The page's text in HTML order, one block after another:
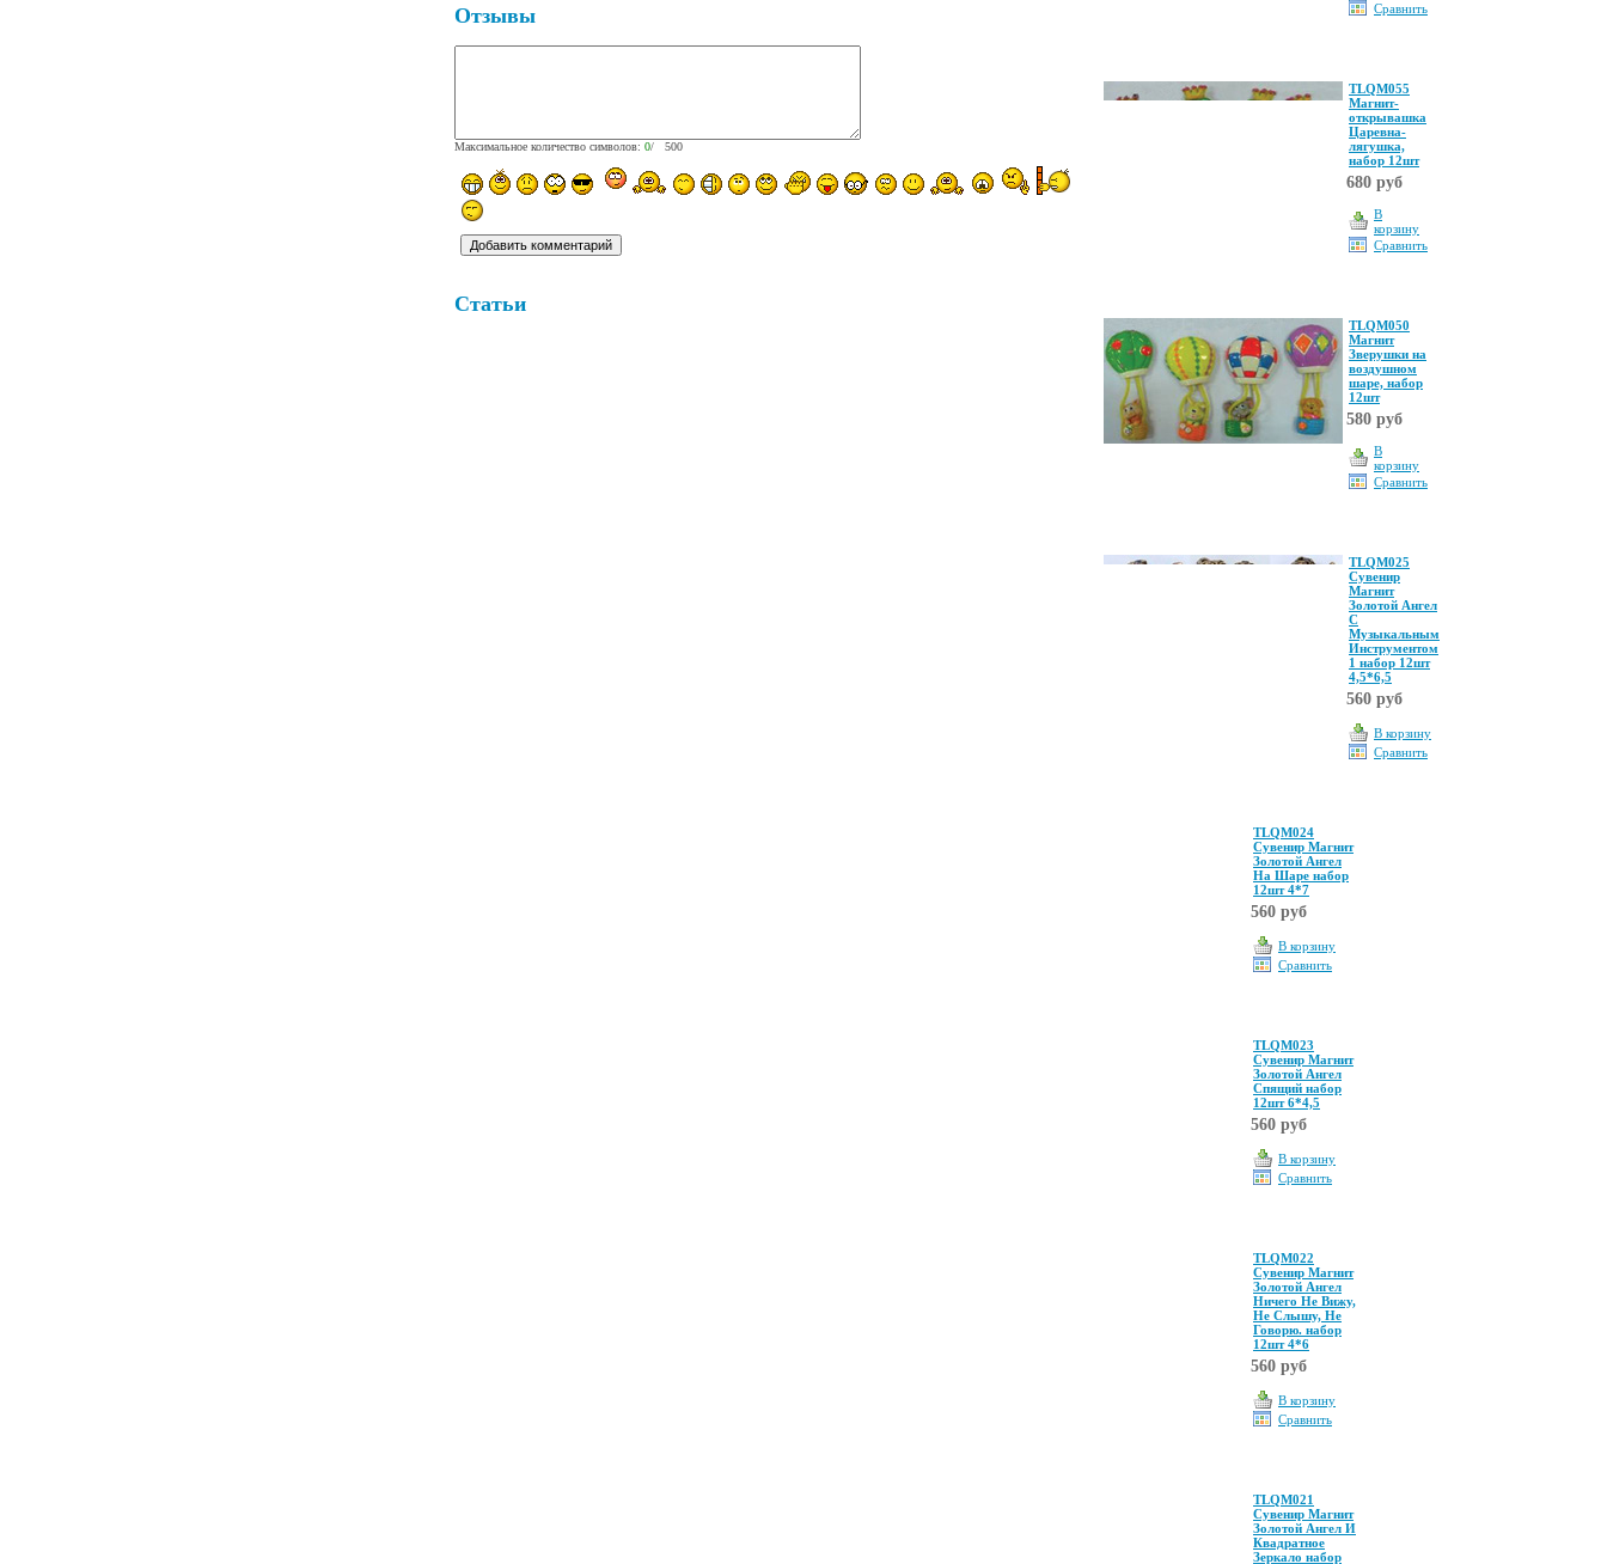
Отзывы
Максимальное количество символов: 0/ 500
Статьи
Сравнить
TLQM055
Магнит-
открывашка
Царевна-
лягушка,
набор 12шт
680 руб
В
корзину
Сравнить
TLQM050
Магнит
Зверушки на
воздушном
шаре, набор
12шт
580 руб
В
корзину
Сравнить
TLQM025
Сувенир
Магнит
Золотой Ангел
С
Музыкальным
Инструментом
1 набор 12шт
4,5*6,5
560 руб
В корзину
Сравнить
TLQM024
Сувенир Магнит
Золотой Ангел
На Шаре набор
12шт 4*7
560 руб
В корзину
Сравнить
TLQM023
Сувенир Магнит
Золотой Ангел
Спящий набор
12шт 6*4,5
560 руб
В корзину
Сравнить
TLQM022
Сувенир Магнит
Золотой Ангел
Ничего Не Вижу,
Не Слышу, Не
Говорю. набор
12шт 4*6
560 руб
В корзину
Сравнить
TLQM021
Сувенир Магнит
Золотой Ангел И
Квадратное
Зеркало набор